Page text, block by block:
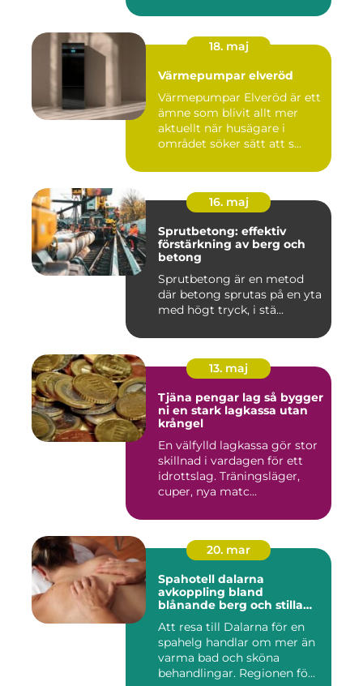
18. maj
Värmepumpar elveröd
Värmepumpar Elveröd är ett
ämne som blivit allt mer
aktuellt när husägare i
området söker sätt att s...
16. maj
Sprutbetong: effektiv
förstärkning av berg och
betong
Sprutbetong är en metod
där betong sprutas på en yta
med högt tryck, i stä...
13. maj
Tjäna pengar lag så bygger
ni en stark lagkassa utan
krångel
En välfylld lagkassa gör stor
skillnad i vardagen för ett
idrottslag. Träningsläger,
cuper, nya matc...
20. mar
Spahotell dalarna
avkoppling bland
blånande berg och stilla
Att resa till Dalarna för en
spahelg handlar om mer än
varma bad och sköna
behandlingar. Regionen fö...